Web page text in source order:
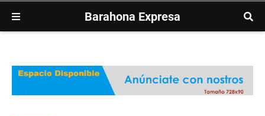
Barahona Expresa